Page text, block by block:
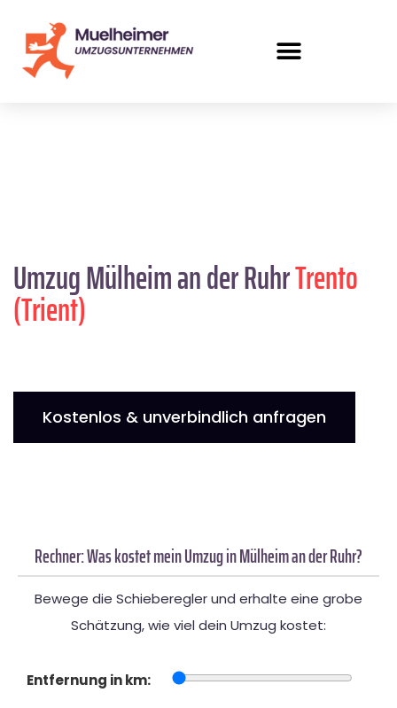
Umzug Mülheim an der RuhrTrento
(Trient)
Kostenlos & unverbindlich anfragen
Rechner: Was kostet mein Umzug in Mülheim an der Ruhr?
Bewege die Schieberegler und erhalte eine grobe
Schätzung, wie viel dein Umzug kostet:
Entfernung in km: